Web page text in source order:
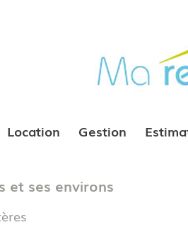
Location Gestion
et ses environs